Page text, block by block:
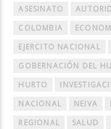
ASESINATO
COLOMBIA
EJERCITO NACIONAL
GOBERNACIÓN DEL
HURTO
NACIONAL
NEIVA
REGIONAL
SALUD